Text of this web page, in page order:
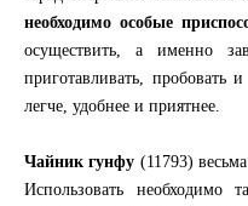
необходимо особые
осуществить, а именно
приготавливать, пробовать
легче, удобнее и приятнее.
Чайник гунфу (11793)
Использовать необходимо